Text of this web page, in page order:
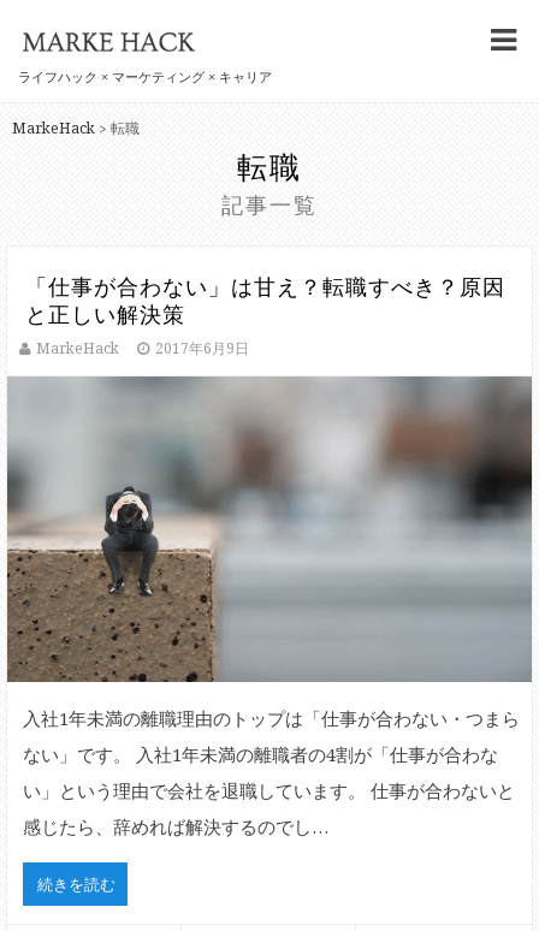
ライフハック × マーケティング × キャリア
MarkeHack > 転職
転職
記事一覧
「仕事が合わない」は甘え？転職すべき？原因
と正しい解決策
MarkeHack 2017年6月9日
入社1年未満の離職理由のトップは「仕事が合わない・つまら
ない」です。 入社1年未満の離職者の4割が「仕事が合わな
い」という理由で会社を退職しています。 仕事が合わないと
感じたら、辞めれば解決するのでし…
続きを読む